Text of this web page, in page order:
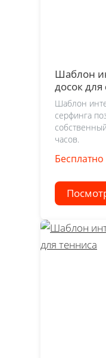
Шаблон
досок
Шаблон
серфинга
часов.
Бесплатно